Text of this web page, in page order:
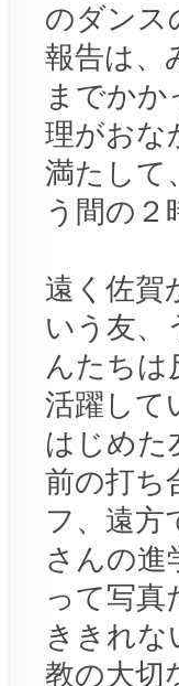
のダンス
報告は、
までか
理がおな
満たして
う間の２
遠く佐賀
いう友、
んたちは
活躍して
はじめた
前の打ち
フ、遠方
さんの進
って写真
ききれな
教の大切